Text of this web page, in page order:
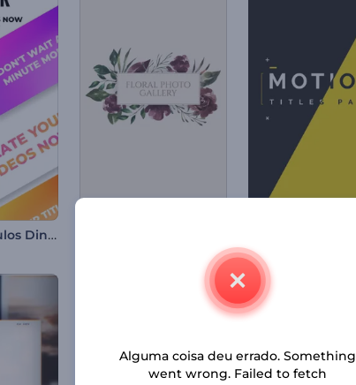
Pacote de Títulos Dinâmicos Fortes
Alguma coisa deu errado. Something
went wrong. Failed to fetch